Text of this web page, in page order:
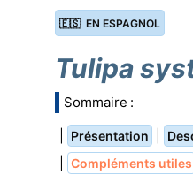
🇪🇸 EN ESPAGNOL
Tulipa
Sommaire :
Présentation
Compléments utiles